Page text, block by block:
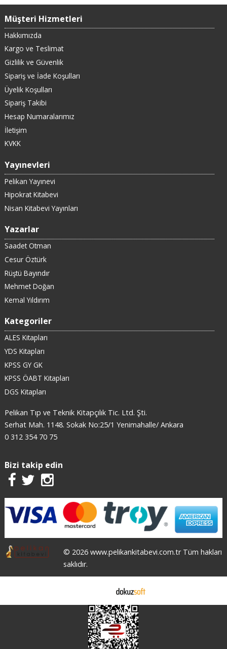
Müşteri Hizmetleri
Hakkımızda
Kargo ve Teslimat
Gizlilik ve Güvenlik
Sipariş ve İade Koşulları
Üyelik Koşulları
Sipariş Takibi
Hesap Numaralarımız
İletişim
KVKK
Yayınevleri
Pelikan Yayınevi
Hipokrat Kitabevi
Nisan Kitabevi Yayınları
Yazarlar
Saadet Otman
Cesur Öztürk
Rüştü Bayındır
Mehmet Doğan
Kemal Yıldırım
Kategoriler
ALES Kitapları
YDS Kitapları
KPSS GY GK
KPSS ÖABT Kitapları
DGS Kitapları
Pelikan Tıp ve Teknik Kitapçılık Tic. Ltd. Şti.
Serhat Mah. 1148. Sokak No:25/1 Yenimahalle/ Ankara
0 312 354 70 75
Bizi takip edin
© 2026 www.pelikankitabevi.com.tr Tüm hakları
saklıdır.